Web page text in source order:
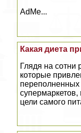
AdMe...
Какая диета
Глядя на сотни
которые
цели самого